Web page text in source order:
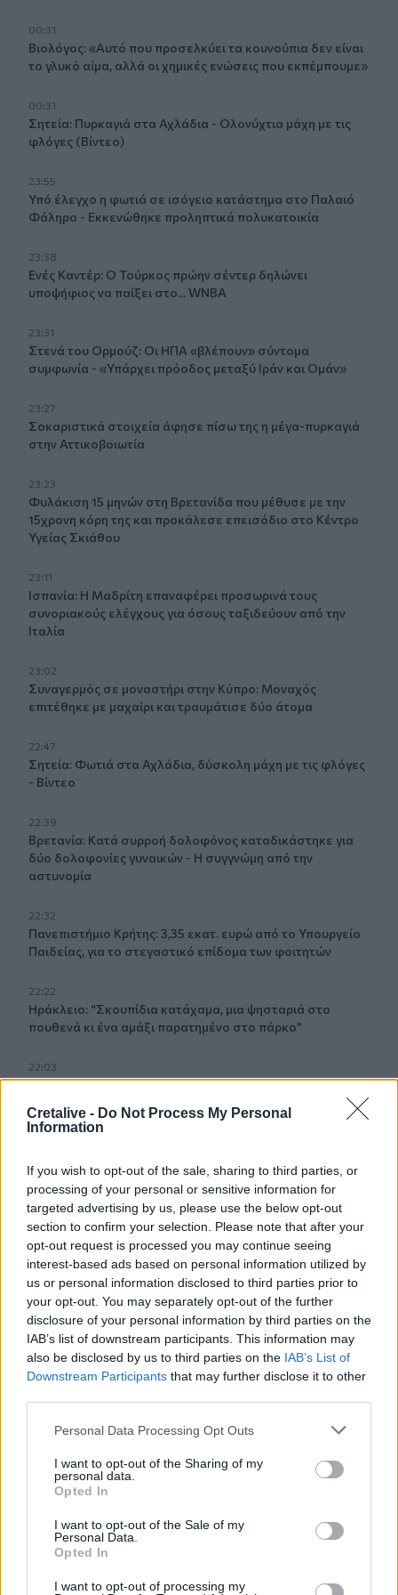
Cretalive - Do Not Process My Personal
Information
If you wish to opt-out of the sale, sharing to third parties, or
processing of your personal or sensitive information for
targeted advertising by us, please use the below opt-out
section to confirm your selection. Please note that after your
opt-out request is processed you may continue seeing
interest-based ads based on personal information utilized by
us or personal information disclosed to third parties prior to
your opt-out. You may separately opt-out of the further
disclosure of your personal information by third parties on the
IAB’s list of downstream participants. This information may
also be disclosed by us to third parties on the IAB’s List of
Downstream Participants that may further disclose it to other
Personal Data Processing Opt Outs
I want to opt-out of the Sharing of my
personal data.
Opted In
I want to opt-out of the Sale of my
Personal Data.
Opted In
I want to opt-out of processing my
00:31
Βιολόγος: «Αυτό που προσελκύει τα κουνούπια δεν είναι
το γλυκό αίμα, αλλά οι χημικές ενώσεις που εκπέμπουμε»
00:31
Σητεία: Πυρκαγιά στα Αχλάδια - Ολονύχτια μάχη με τις
φλόγες (Βίντεο)
23:55
Υπό έλεγχο η φωτιά σε ισόγειο κατάστημα στο Παλαιό
Φάληρο - Εκκενώθηκε προληπτικά πολυκατοικία
23:38
Ενές Καντέρ: Ο Τούρκος πρώην σέντερ δηλώνει
υποψήφιος να παίξει στο... WNBA
23:31
Στενά του Ορμούζ: Οι ΗΠΑ «βλέπουν» σύντομα
συμφωνία - «Υπάρχει πρόοδος μεταξύ Ιράν και Ομάν»
23:27
Σοκαριστικά στοιχεία άφησε πίσω της η μέγα-πυρκαγιά
στην Αττικοβοιωτία
23:23
Φυλάκιση 15 μηνών στη Βρετανίδα που μέθυσε με την
15χρονη κόρη της και προκάλεσε επεισόδιο στο Κέντρο
Υγείας Σκιάθου
23:11
Ισπανία: Η Μαδρίτη επαναφέρει προσωρινά τους
συνοριακούς ελέγχους για όσους ταξιδεύουν από την
Ιταλία
23:02
Συναγερμός σε μοναστήρι στην Κύπρο: Μοναχός
επιτέθηκε με μαχαίρι και τραυμάτισε δύο άτομα
22:47
Σητεία: Φωτιά στα Αχλάδια, δύσκολη μάχη με τις φλόγες
- Βίντεο
22:39
Βρετανία: Κατά συρροή δολοφόνος καταδικάστηκε για
δύο δολοφονίες γυναικών - Η συγγνώμη από την
αστυνομία
22:32
Πανεπιστήμιο Κρήτης: 3,35 εκατ. ευρώ από το Υπουργείο
Παιδείας, για το στεγαστικό επίδομα των φοιτητών
22:22
Ηράκλειο: “Σκουπίδια κατάχαμα, μια ψησταριά στο
πουθενά κι ένα αμάξι παρατημένο στο πάρκο”
22:03
Καιρός: “Πορτοκαλί” συναγερμός στην Κρήτη - Ζέστη και
στελέχη: «Συνεχής εσωστρέφεια και τραγικά
επικοινωνιακά λάθη»
Ηράκλειο: "Σε άθλια κατάσταση το μνημείο πεσόντων
Εφέδρων Αξιωματικών στον Καράβολα"
21:39
Λαμία: Απατεώνες άρπαξαν μεγάλο χρηματικό ποσό από
ηλικιωμένη
Μεσογειακή φώκια έκανε στάση για ξεκούραση στην
παραλία της Αγίας Βάσως στο Τρίκερι
Μεταναστευτικό: Σύλληψη 18χρονου διακινητή για την
"καραβιά" στον Τσούτσουρα